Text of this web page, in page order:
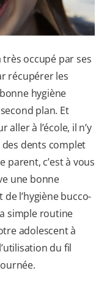
occupé par ses
récupérer les
hygiène
plan. Et
à l’école, il n’y
dents complet
parent, c’est à vous
une bonne
l’hygiène bucco-
simple routine
adolescent à
du fil